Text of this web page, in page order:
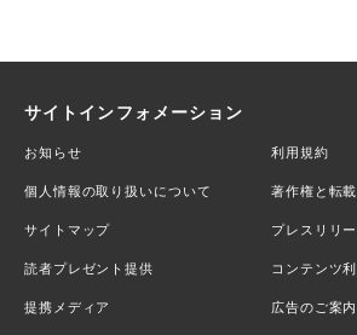
サイトインフォメーション
お知らせ 利用規約
個人情報の取り扱いについて 著作権と転
サイトマップ プレスリリ
読者プレゼント提供 コンテンツ
提携メディア 広告のご案内